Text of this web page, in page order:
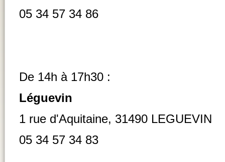
05 34 57 34 86
De 14h à 17h30 :
Léguevin
1 rue d'Aquitaine, 31490 LEGUEVIN
05 34 57 34 83